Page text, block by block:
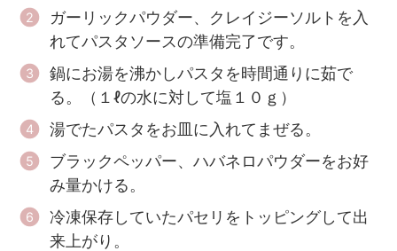
ガーリックパウダー、クレイジーソルトを入
れてパスタソースの準備完了です。
鍋にお湯を沸かしパスタを時間通りに茹で
る。（１ℓの水に対して塩１０ｇ）
湯でたパスタをお皿に入れてまぜる。
ブラックペッパー、ハバネロパウダーをお好
み量かける。
冷凍保存していたパセリをトッピングして出
来上がり。